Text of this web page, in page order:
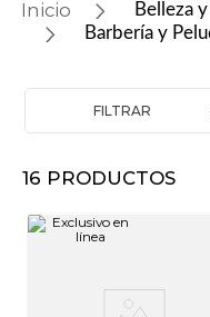
iphone
colchones
8
audifonos
9.
stars
Belleza
Barbería y
FILTRAR
16 PRODUCTOS